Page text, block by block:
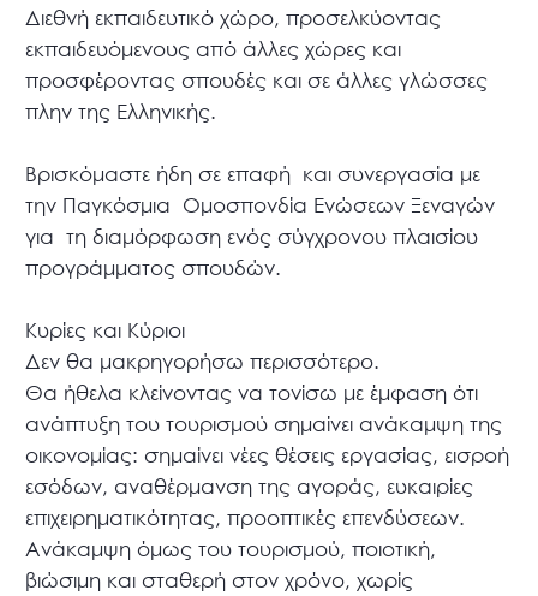
Διεθνή εκπαιδευτικό χώρο, προσελκύοντας
εκπαιδευόμενους από άλλες χώρες και
προσφέροντας σπουδές και σε άλλες γλώσσες
πλην της Ελληνικής.
Βρισκόμαστε ήδη σε επαφή και συνεργασία με
την Παγκόσμια Ομοσπονδία Ενώσεων Ξεναγών
για τη διαμόρφωση ενός σύγχρονου πλαισίου
προγράμματος σπουδών.
Κυρίες και Κύριοι
Δεν θα μακρηγορήσω περισσότερο.
Θα ήθελα κλείνοντας να τονίσω με έμφαση ότι
ανάπτυξη του τουρισμού σημαίνει ανάκαμψη της
οικονομίας: σημαίνει νέες θέσεις εργασίας, εισροή
εσόδων, αναθέρμανση της αγοράς, ευκαιρίες
επιχειρηματικότητας, προοπτικές επενδύσεων.
Ανάκαμψη όμως του τουρισμού, ποιοτική,
βιώσιμη και σταθερή στον χρόνο, χωρίς